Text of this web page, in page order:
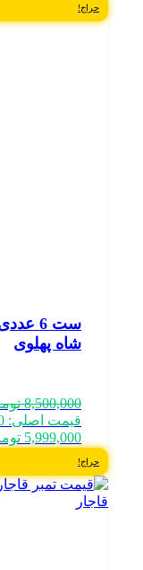
حراج!
ست 6
شاه پهلوی
8,500,000
قیمت اصلی: 8,500,000 تومان بود.
5,999,000
حراج!